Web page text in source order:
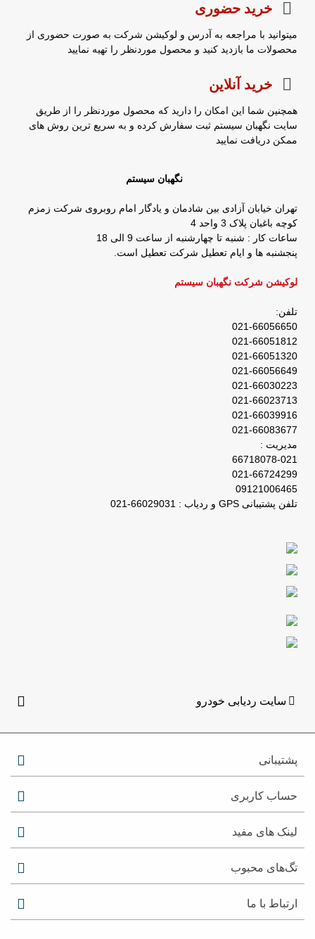
خرید حضوری
میتوانید با مراجعه به آدرس و لوکیشن شرکت به صورت حضوری از
محصولات ما بازدید کنید و محصول موردنظر را تهیه نمایید
خرید آنلاین
همچنین شما این امکان را دارید که محصول موردنظر را از طریق
سایت نگهبان سیستم ثبت سفارش کرده و به سریع ترین روش های
ممکن دریافت نمایید
نگهبان سیستم
تهران خیابان آزادی بین شادمان و یادگار امام روبروی شرکت زمزم
کوچه باغبان پلاک 3 واحد 4
ساعات کار : شنبه تا چهارشنبه از ساعت 9 الی 18
پنجشنبه ها و ایام تعطیل شرکت تعطیل است.
لوکیشن شرکت نگهبان سیستم
تلفن:
021-66056650
021-66051812
021-66051320
021-66056649
021-66030223
021-66023713
021-66039916
021-66083677
مدیریت :
66718078-021
021-66724299
09121006465
تلفن پشتیبانی GPS و ردیاب : 66029031-021
سایت ردیابی خودرو
پشتیبانی
حساب کاربری
لینک های مفید
تگ‌های محبوب
ارتباط با ما